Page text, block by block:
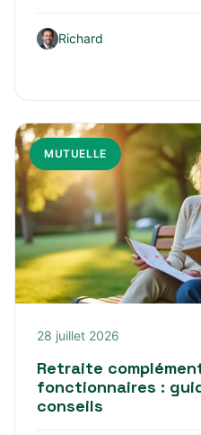
Richard
MUTUELLE
28 juillet 2026
Retraite
fonctionnaires :
conseils